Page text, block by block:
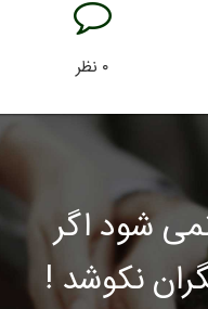
۰ نظر
شود اگر
نکوشد !